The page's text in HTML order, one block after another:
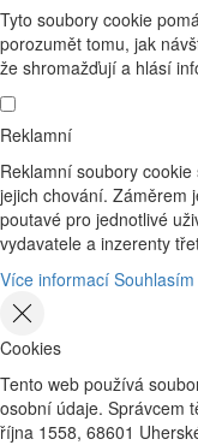
Tyto soubory cookie
porozumět tomu, jak
že shromažďují a hlásí
Reklamní
Reklamní soubory
jejich chování. Záměrem
poutavé pro jednotlivé
vydavatele a inzerenty
Více informací Souhlasím
Cookies
Tento web používá
osobní údaje. Správcem
října 1558, 68601